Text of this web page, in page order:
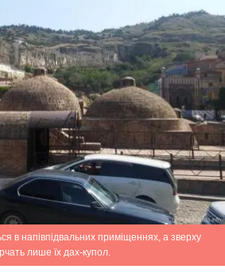
в напівпідвальних приміщеннях, а зверху
лише їх дах-купол.